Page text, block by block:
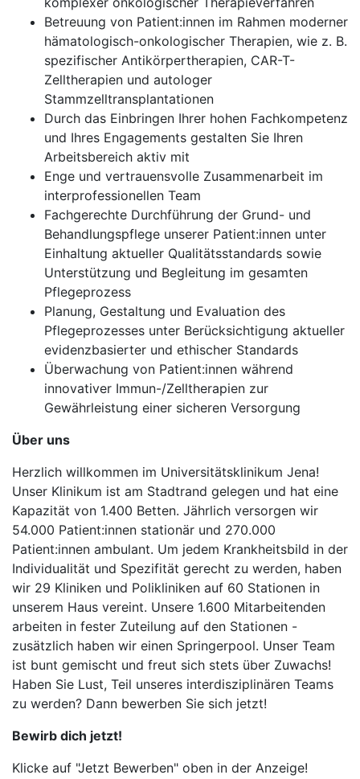
Betreuung von Patient:innen im Rahmen moderner
hämatologisch-onkologischer Therapien, wie z. B.
spezifischer Antikörpertherapien, CAR-T-
Zelltherapien und autologer
Stammzelltransplantationen
Durch das Einbringen Ihrer hohen Fachkompetenz
und Ihres Engagements gestalten Sie Ihren
Arbeitsbereich aktiv mit
Enge und vertrauensvolle Zusammenarbeit im
interprofessionellen Team
Fachgerechte Durchführung der Grund- und
Behandlungspflege unserer Patient:innen unter
Einhaltung aktueller Qualitätsstandards sowie
Unterstützung und Begleitung im gesamten
Pflegeprozess
Planung, Gestaltung und Evaluation des
Pflegeprozesses unter Berücksichtigung aktueller
evidenzbasierter und ethischer Standards
Überwachung von Patient:innen während
innovativer Immun-/Zelltherapien zur
Gewährleistung einer sicheren Versorgung
Über uns
Herzlich willkommen im Universitätsklinikum Jena!
Unser Klinikum ist am Stadtrand gelegen und hat eine
Kapazität von 1.400 Betten. Jährlich versorgen wir
54.000 Patient:innen stationär und 270.000
Patient:innen ambulant. Um jedem Krankheitsbild in der
Individualität und Spezifität gerecht zu werden, haben
wir 29 Kliniken und Polikliniken auf 60 Stationen in
unserem Haus vereint. Unsere 1.600 Mitarbeitenden
arbeiten in fester Zuteilung auf den Stationen -
zusätzlich haben wir einen Springerpool. Unser Team
ist bunt gemischt und freut sich stets über Zuwachs!
Haben Sie Lust, Teil unseres interdisziplinären Teams
zu werden? Dann bewerben Sie sich jetzt!
Bewirb dich jetzt!
Klicke auf "Jetzt Bewerben" oben in der Anzeige!